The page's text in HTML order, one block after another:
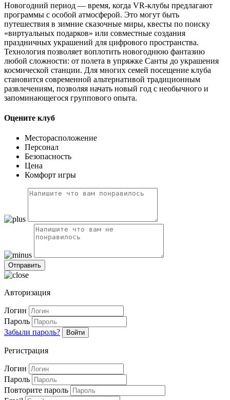
Новогодний период — время, когда VR-клубы предлагают
программы с особой атмосферой. Это могут быть
путешествия в зимние сказочные миры, квесты по поиску
«виртуальных подарков» или совместные создания
праздничных украшений для цифрового пространства.
Технология позволяет воплотить новогоднюю фантазию
любой сложности: от полета в упряжке Санты до украшения
космической станции. Для многих семей посещение клуба
становится современной альтернативой традиционным
развлечениям, позволяя начать новый год с необычного и
запоминающегося группового опыта.
Оцените клуб
Месторасположение
Персонал
Безопасность
Цена
Комфорт игры
Авторизация
Логин
Пароль
Забыли пароль?
Войти
Регистрация
Логин
Пароль
Повторите пароль